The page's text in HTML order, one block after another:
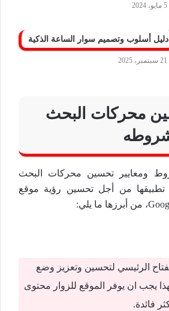
5 مايو، 2024
دليل أسلوب وتصميم سوار الساعة الذكية
21 سبتمبر، 2025
محركات البحث
ومعايير تحسين محركات البحث
تطبيقها من أجل تحسين رؤية موقع
الرئيسي لتحسين وتعزيز وضع
يجب ان يوفر الموقع للزوار محتوى
فائدة.